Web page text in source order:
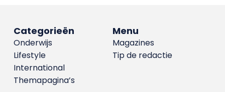
Menu
Magazines
Tip de redactie
Categorieën
Onderwijs
Lifestyle
International
Themapagina’s